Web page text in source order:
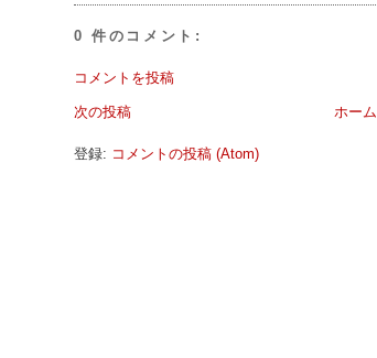
0 件のコメント:
コメントを投稿
次の投稿 ホーム
登録: コメントの投稿 (Atom)